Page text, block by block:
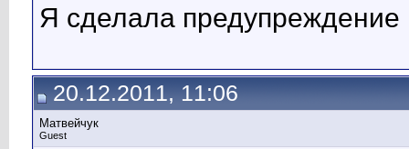
Я сделала предупреждение
20.12.2011, 11:06
Матвейчук
Guest